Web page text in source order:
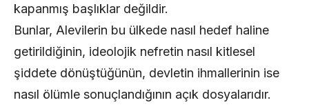
kapanmış başlıklar değildir.
Bunlar, Alevilerin bu ülkede nasıl hedef haline
getirildiğinin, ideolojik nefretin nasıl kitlesel
şiddete dönüştüğünün, devletin ihmallerinin ise
nasıl ölümle sonuçlandığının açık dosyalarıdır.